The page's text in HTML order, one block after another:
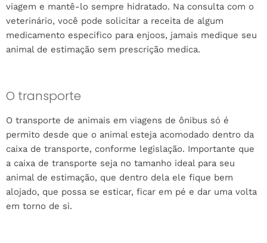
viagem e mantê-lo sempre hidratado. Na consulta com o
veterinário, você pode solicitar a receita de algum
medicamento especifico para enjoos, jamais medique seu
animal de estimação sem prescrição medica.
O transporte
O transporte de animais em viagens de ônibus só é
permito desde que o animal esteja acomodado dentro da
caixa de transporte, conforme legislação. Importante que
a caixa de transporte seja no tamanho ideal para seu
animal de estimação, que dentro dela ele fique bem
alojado, que possa se esticar, ficar em pé e dar uma volta
em torno de si.